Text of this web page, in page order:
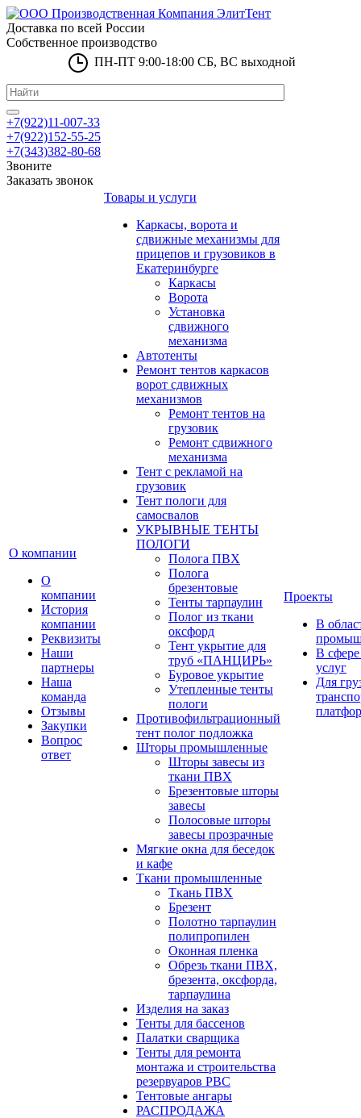
Доставка по всей России
Собственное производство
ПН-ПТ 9:00-18:00 СБ, ВС выходной
+7(922)11-007-33
+7(922)152-55-25
+7(343)382-80-68
Звоните
Заказать звонок
О компании
О
компании
История
компании
Реквизиты
Наши
партнеры
Наша
команда
Отзывы
Закупки
Вопрос
ответ
Товары и услуги
Каркасы, ворота и
сдвижные механизмы для
прицепов и грузовиков в
Екатеринбурге
Каркасы
Ворота
Установка
сдвижного
механизма
Автотенты
Ремонт тентов каркасов
ворот сдвижных
механизмов
Ремонт тентов на
грузовик
Ремонт сдвижного
механизма
Тент с рекламой на
грузовик
Тент пологи для
самосвалов
УКРЫВНЫЕ ТЕНТЫ
ПОЛОГИ
Полога ПВХ
Полога
брезентовые
Тенты тарпаулин
Полог из ткани
оксфорд
Тент укрытие для
труб «ПАНЦИРЬ»
Буровое укрытие
Утепленные тенты
пологи
Противофильтрационный
тент полог подложка
Шторы промышленные
Шторы завесы из
ткани ПВХ
Брезентовые шторы
завесы
Полосовые шторы
завесы прозрачные
Мягкие окна для беседок
и кафе
Ткани промышленные
Ткань ПВХ
Брезент
Полотно тарпаулин
полипропилен
Оконная пленка
Обрезь ткани ПВХ,
брезента, оксфорда,
тарпаулина
Изделия на заказ
Тенты для бассенов
Палатки сварщика
Тенты для ремонта
монтажа и строительства
резервуаров РВС
Тентовые ангары
РАСПРОДАЖА
Проекты
В
В сфере
услуг
Для